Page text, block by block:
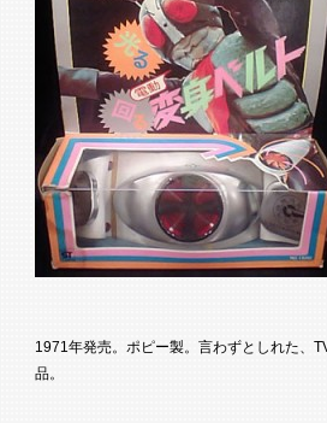
1971年発売。ポピー製。言わずとしれた、
品。